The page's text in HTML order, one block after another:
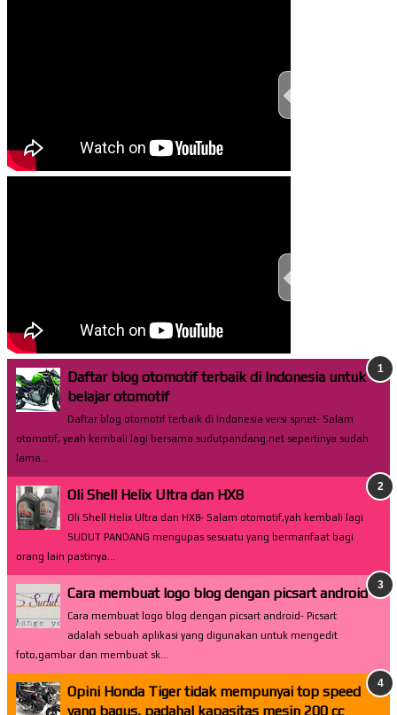
Daftar blog otomotif terbaik di Indonesia untuk
belajar otomotif
Daftar blog otomotif terbaik di Indonesia versi spnet- Salam
otomotif, yeah kembali lagi bersama sudutpandang.net sepertinya sudah
lama...
Oli Shell Helix Ultra dan HX8
Oli Shell Helix Ultra dan HX8- Salam otomotif,yah kembali lagi
SUDUT PANDANG mengupas sesuatu yang bermanfaat bagi
orang lain pastinya...
Cara membuat logo blog dengan picsart android
Cara membuat logo blog dengan picsart android- Picsart
adalah sebuah aplikasi yang digunakan untuk mengedit
foto,gambar dan membuat sk...
Opini Honda Tiger tidak mempunyai top speed
yang bagus, padahal kapasitas mesin 200 cc